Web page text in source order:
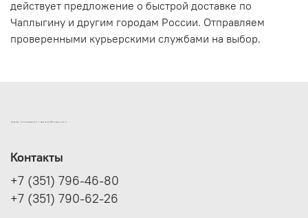
действует предложение о быстрой доставке по
Чаплыгину и другим городам России. Отправляем
проверенными курьерскими службами на выбор.
ИНТЕРНЕТ-МАГАЗИН ДВЕРНОЙ И МЕБЕЛЬНОЙ ФУРНИТУРЫ САМ
Контакты
+7 (351) 796-46-80
+7 (351) 790-62-26